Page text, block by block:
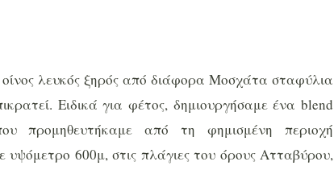
οίνος λευκός ξηρός από διάφορα Μοσχάτα σταφύλια
Ειδικά για φέτος, δημιουργήσαμε ένα blend
προμηθευτήκαμε από τη φημισμένη περιοχή
υψόμετρο 600μ, στις πλάγιες του όρους Ατταβύρου,